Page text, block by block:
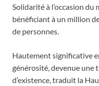
Solidarité à l’occasion du
bénéficiant à un million
de personnes.
Hautement significative
générosité, devenue une
d’existence, traduit la